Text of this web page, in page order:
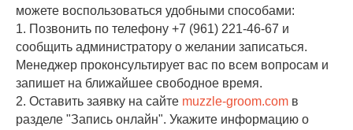
можете воспользоваться удобными способами:
1. Позвонить по телефону +7 (961) 221-46-67 и
сообщить администратору о желании записаться.
Менеджер проконсультирует вас по всем вопросам и
запишет на ближайшее свободное время.
2. Оставить заявку на сайте muzzle-groom.com в
разделе "Запись онлайн". Укажите информацию о